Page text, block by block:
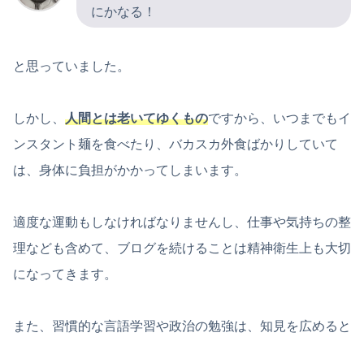
にかなる！
と思っていました。
しかし、 人間とは老いてゆくものですから、いつまでもイ
ンスタント麺を食べたり、バカスカ外食ばかりしていて
は、身体に負担がかかってしまいます。
適度な運動もしなければなりませんし、仕事や気持ちの整
理なども含めて、ブログを続けることは精神衛生上も大切
になってきます。
また、習慣的な言語学習や政治の勉強は、知見を広めると